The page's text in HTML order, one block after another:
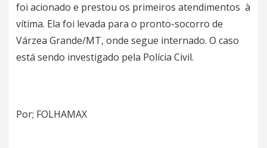
foi acionado e prestou os primeiros atendimentos à
vítima. Ela foi levada para o pronto-socorro de
Várzea Grande/MT, onde segue internado. O caso
está sendo investigado pela Polícia Civil.
Por; FOLHAMAX